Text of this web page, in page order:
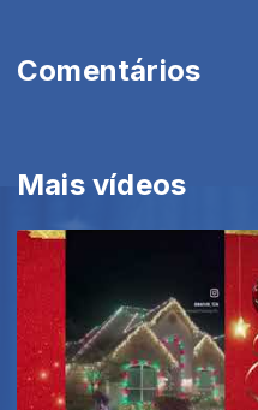
Mais vídeos
Comentários